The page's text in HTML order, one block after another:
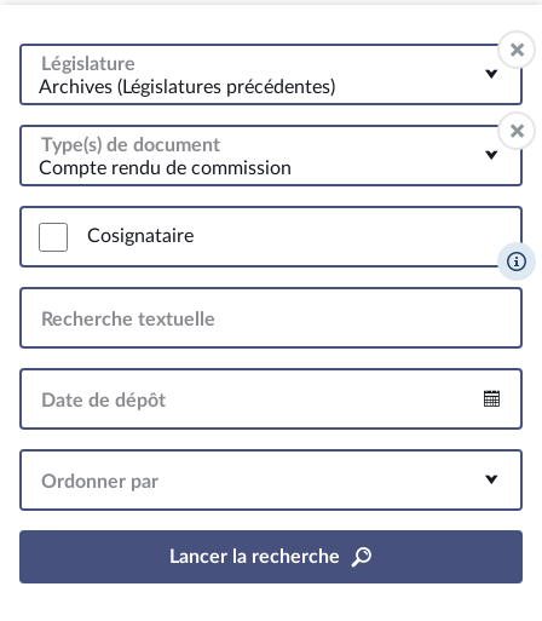
Législature
Archives (Législatures précédentes)
Type(s) de document
Compte rendu de commission
Cosignataire
Recherche textuelle
Date de dépôt
Ordonner par
Lancer la recherche